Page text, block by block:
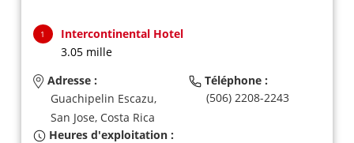
1
Intercontinental Hotel
3.05 mille
Adresse :
Guachipelin Escazu,
San Jose, Costa Rica
Téléphone :
(506) 2208-2243
Heures d'exploitation :